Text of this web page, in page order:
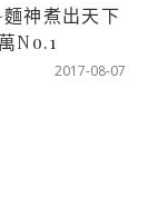
麵神煮出天下
No.1
2017-08-07